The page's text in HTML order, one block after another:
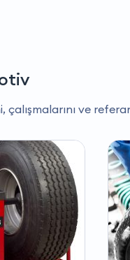
çalışmalarını ve